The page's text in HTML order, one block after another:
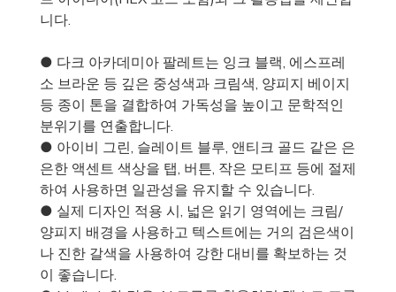
니다.
● 다크 아카데미아 팔레트는 잉크 블랙, 에스프레
소 브라운 등 깊은 중성색과 크림색, 양피지 베이지
등 종이 톤을 결합하여 가독성을 높이고 문학적인
분위기를 연출합니다.
● 아이비 그린, 슬레이트 블루, 앤티크 골드 같은 은
은한 액센트 색상을 탭, 버튼, 작은 모티프 등에 절제
하여 사용하면 일관성을 유지할 수 있습니다.
● 실제 디자인 적용 시, 넓은 읽기 영역에는 크림/
양피지 배경을 사용하고 텍스트에는 거의 검은색이
나 진한 갈색을 사용하여 강한 대비를 확보하는 것
이 좋습니다.